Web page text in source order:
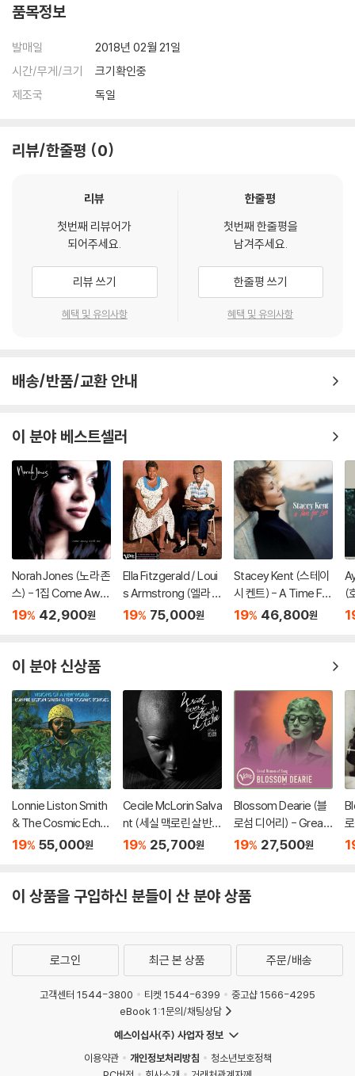
품목정보
발매일
2018년 02월 21일
시간/무게/크기
크기확인중
제조국
독일
리뷰/한줄평 0
리뷰
첫번째 리뷰어가
되어주세요.
리뷰 쓰기
혜택 및 유의사항
한줄평
첫번째 한줄평을
남겨주세요.
한줄평 쓰기
혜택 및 유의사항
배송/반품/교환 안내
이 분야 베스트셀러
Norah Jones (노라 존
스) - 1집 Come Awa
y With Me (20th Ann
19% 42,900원
Ella Fitzgerald / Loui
s Armstrong (엘라 피
츠제랄드, 루이 암스트
19% 75,000원
Stacey Kent (스테이
시 켄트) - A Time For
Love [LP]
19% 46,800원
(
r.
이 분야 신상품
Lonnie Liston Smith
& The Cosmic Echo
es (로니 리스턴 스미
w World [LP]
19% 55,000원
Cecile McLorin Salva
nt (세실 맥로린 살반
트) - With Every Bre
19% 25,700원
Blossom Dearie (블
로섬 디어리) - Great
Women Of Song
19% 27,500원
이 상품을 구입하신 분들이 산 분야 상품
로그인 최근 본 상품 주문/배송
고객센터 1544-3800 티켓 1544-6399
중고샵 1566-4295
eBook 1:1문의/채팅상담
예스이십사(주) 사업자 정보
이용약관
개인정보처리방침
청소년보호정책